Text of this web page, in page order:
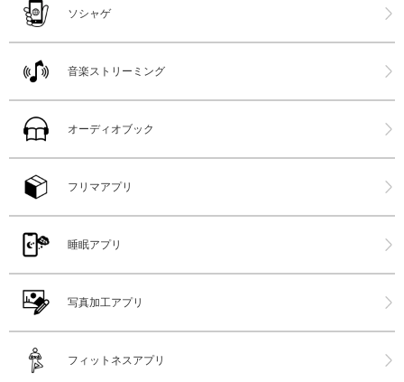
ソシャゲ
音楽ストリーミング
オーディオブック
フリマアプリ
睡眠アプリ
写真加工アプリ
フィットネスアプリ